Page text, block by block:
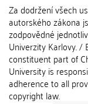
Za dodržení všech
autorského zákona
zodpovědné
Univerzity Karlovy. /
constituent part of
University is
adherence to all
copyright law.